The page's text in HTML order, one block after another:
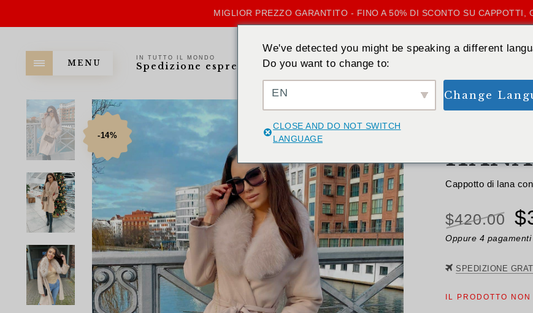
MIGLIOR PREZZO GARANTITO - FINO A 50% DI SCONTO SU CAPPOTTI,
MENU
IN TUTTO IL MONDO
Spedizione espressa
-14%
INDIETRO
HANA
Cappotto di lana
$420.00
Il
$
Oppure 4
SPEDIZIONE
IL PRODOTTO
We've detected you might be speaking a different
Do you want to change to:
EN Change
CLOSE AND DO NOT SWITCH
LANGUAGE